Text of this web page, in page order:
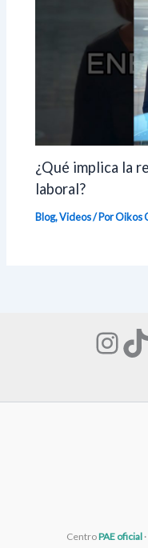
¿Qué implica la
laboral?
Blog,Videos/ Por Oikos
CentroPAE oficial